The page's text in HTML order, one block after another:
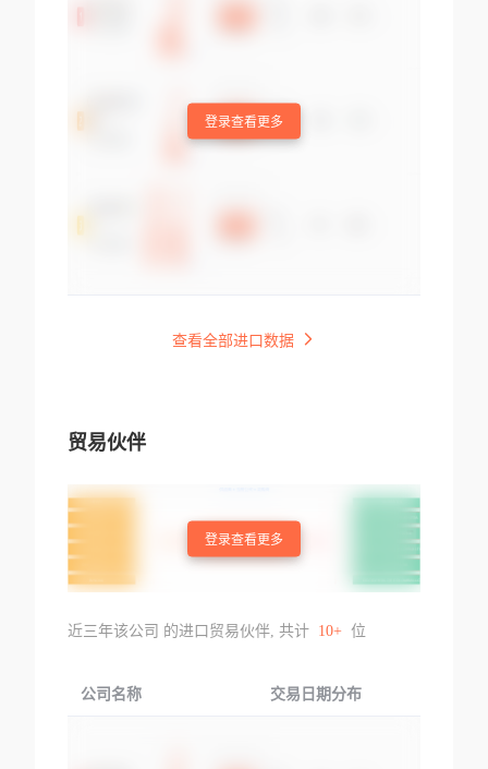
登录查看更多
查看全部进口数据
贸易伙伴
登录查看更多
近三年该公司 的进口贸易伙伴, 共计 10+ 位
公司名称 交易日期分布